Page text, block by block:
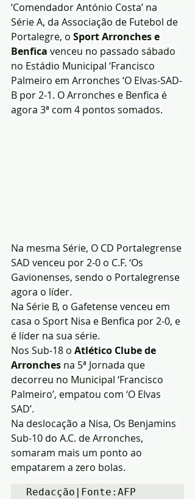
‘Comendador António Costa’ na
Série A, da Associação de Futebol de
Portalegre, o Sport Arronches e
Benfica venceu no passado sábado
no Estádio Municipal ‘Francisco
Palmeiro em Arronches ‘O Elvas-SAD-
B por 2-1. O Arronches e Benfica é
agora 3ª com 4 pontos somados.
Na mesma Série, O CD Portalegrense
SAD venceu por 2-0 o C.F. ‘Os
Gavionenses, sendo o Portalegrense
agora o líder.
Na Série B, o Gafetense venceu em
casa o Sport Nisa e Benfica por 2-0, e
é líder na sua série.
Nos Sub-18 o Atlético Clube de
Arronches na 5ª Jornada que
decorreu no Municipal ‘Francisco
Palmeiro’, empatou com ‘O Elvas
SAD’.
Na deslocação a Nisa, Os Benjamins
Sub-10 do A.C. de Arronches,
somaram mais um ponto ao
empatarem a zero bolas.
Redacção|Fonte:AFP